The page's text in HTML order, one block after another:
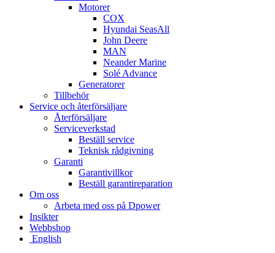
Motorer
COX
Hyundai SeasAll
John Deere
MAN
Neander Marine
Solé Advance
Generatorer
Tillbehör
Service och återförsäljare
Återförsäljare
Serviceverkstad
Beställ service
Teknisk rådgivning
Garanti
Garantivillkor
Beställ garantireparation
Om oss
Arbeta med oss på Dpower
Insikter
Webbshop
English